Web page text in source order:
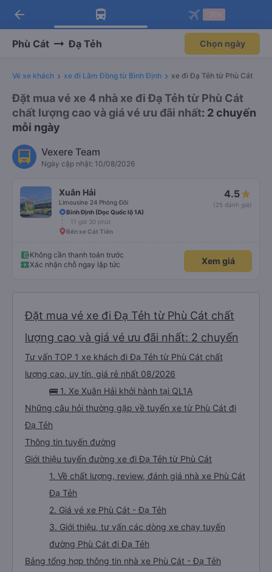
Tải app Vexere ngay!
Nhận ưu đãi thành viên độc
Mở app
Tải app Vexere
-30k/ghế khi đặt vé máy bay qua
Mở app
arrow_back
Phù Cát Đạ Tẻh Chọn ngày
Vé xe khách xe đi Lâm Đồng từ Bình Định xe đi Đạ Tẻh từ Phù Cát
Đặt mua vé xe 4 nhà xe đi Đạ Tẻh từ Phù Cát
chất lượng cao và giá vé ưu đãi nhất: 2 chuyến
mỗi ngày
Vexere Team
Ngày cập nhật: 10/08/2026
Xuân Hải
Limousine 24 Phòng Đôi
4.5
(25 đánh giá)
Bình Định (Dọc Quốc lộ 1A)
11 giờ 30 phút
Bến xe Cát Tiên
Không cần thanh toán trước
Xác nhận chỗ ngay lập tức
Xem giá
Đặt mua vé xe đi Đạ Tẻh từ Phù Cát chất
lượng cao và giá vé ưu đãi nhất: 2 chuyến
Tư vấn TOP 1 xe khách đi Đạ Tẻh từ Phù Cát chất
lượng cao, uy tín, giá rẻ nhất 08/2026
🚌 1. Xe Xuân Hải khởi hành tại QL1A
Những câu hỏi thường gặp về tuyến xe từ Phù Cát đi
Đạ Tẻh
Thông tin tuyến đường
Giới thiệu tuyến đường xe đi Đạ Tẻh từ Phù Cát
1. Về chất lượng, review, đánh giá nhà xe Phù Cát
Đạ Tẻh
2. Giá vé xe Phù Cát - Đạ Tẻh
3. Giới thiệu, tư vấn các dòng xe chạy tuyến
đường Phù Cát đi Đạ Tẻh
Bảng tổng hợp thông tin nhà xe Phù Cát - Đạ Tẻh